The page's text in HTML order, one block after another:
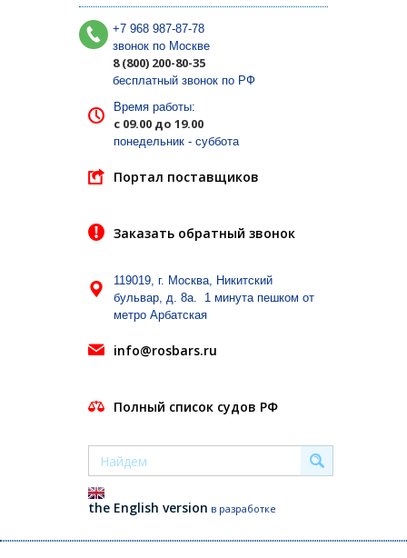
+7 968 987-87-78
звонок по Москве
8 (800) 200-80-35
бесплатный звонок по РФ
Время работы:
с 09.00 до 19.00
понедельник - суббота
Портал поставщиков
Заказать обратный звонок
119019, г. Москва, Никитский
бульвар, д. 8а. 1 минута пешком от
метро Арбатская
info@rosbars.ru
Полный список судов РФ
the English version в разработке